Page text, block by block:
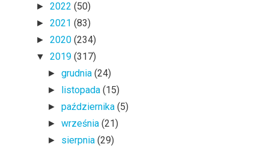
► 2022 (50)
► 2021 (83)
► 2020 (234)
▼ 2019 (317)
►grudnia(24)
► listopada(15)
►października(5)
►września(21)
► sierpnia(29)